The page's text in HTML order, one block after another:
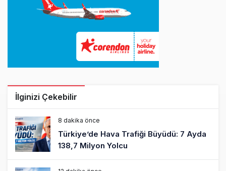
İlginizi Çekebilir
8 dakika önce
Türkiye’de Hava Trafiği Büyüdü: 7 Ayda
138,7 Milyon Yolcu